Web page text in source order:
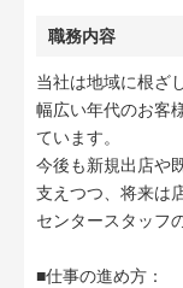
職務内容
当社は地域に根ざ
幅広い年代のお客
ています。
今後も新規出店や
支えつつ、将来は
センタースタッフ
■仕事の進め方：